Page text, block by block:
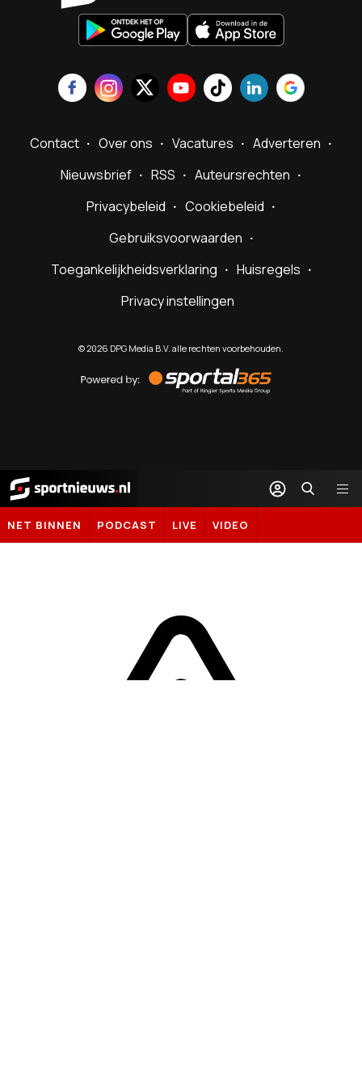
Contact Over ons Vacatures
Adverteren
Nieuwsbrief
RSS
Auteursrechten
Privacybeleid
Cookiebeleid
Gebruiksvoorwaarden
Toegankelijkheidsverklaring
Huisregels
Privacy instellingen
©2026 DPG Media B.V. alle rechten voorbehouden.
by
Sportal365
Sportnieuws.nl
NET BINNEN PODCAST LIVE VIDEO